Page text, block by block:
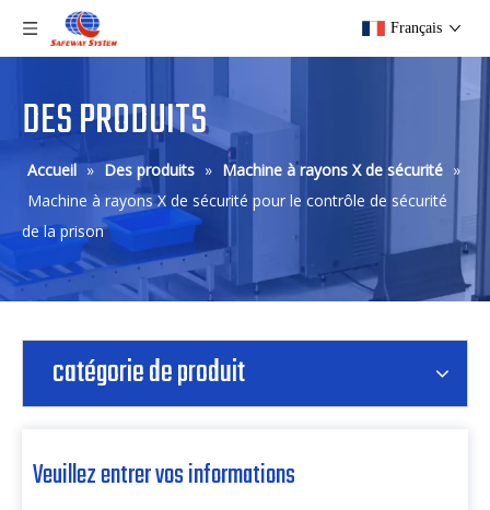
Français
DES PRODUITS
Accueil » Des produits » Machine à rayons X de sécurité »
Machine à rayons X de sécurité pour le contrôle de sécurité
de la prison
catégorie de produit
Veuillez entrer vos informations